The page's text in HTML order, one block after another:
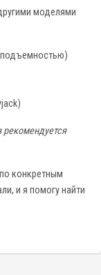
моделями
рекомендуется
конкретным
и я помогу найти